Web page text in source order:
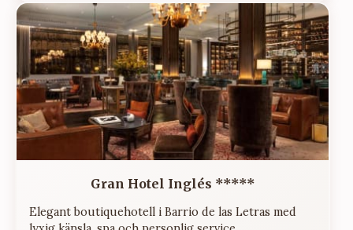
Gran Hotel Inglés *****
Elegant boutiquehotell i Barrio de las Letras med